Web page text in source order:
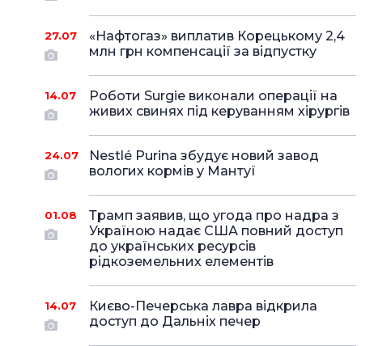
27.07
«Нафтогаз» виплатив Корецькому 2,4
млн грн компенсації за відпустку
14.07
Роботи Surgie виконали операції на
живих свинях під керуванням хірургів
24.07
Nestlé Purina збудує новий завод
вологих кормів у Мантуї
01.08
Трамп заявив, що угода про надра з
Україною надає США повний доступ
до українських ресурсів
рідкоземельних елементів
14.07
Києво-Печерська лавра відкрила
доступ до Дальніх печер